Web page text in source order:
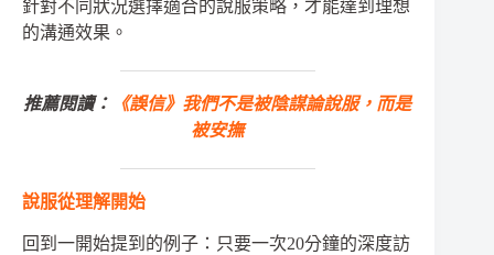
針對不同狀況選擇適合的說服策略，才能達到理想
的溝通效果。
推薦閱讀：
《誤信》我們不是被陰謀論說服，而是
被安撫
說服從理解開始
回到一開始提到的例子：只要一次20分鐘的深度訪